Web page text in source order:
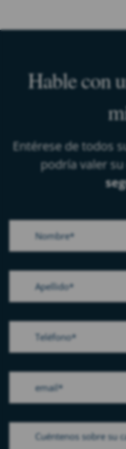
Hable con
Entérese de todos
podría valer